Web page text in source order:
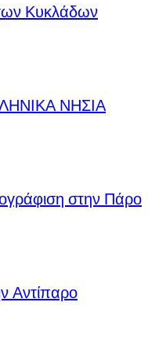
Κυκλάδων
ΝΗΣΙΑ
στην Πάρο
Αντίπαρο